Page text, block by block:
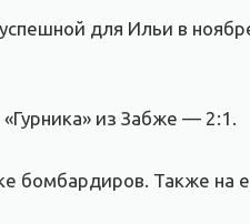
для Ильи в
из Забже — 2:1.
бомбардиров. Также на